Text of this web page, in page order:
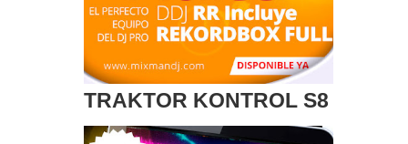
TRAKTOR KONTROL S8